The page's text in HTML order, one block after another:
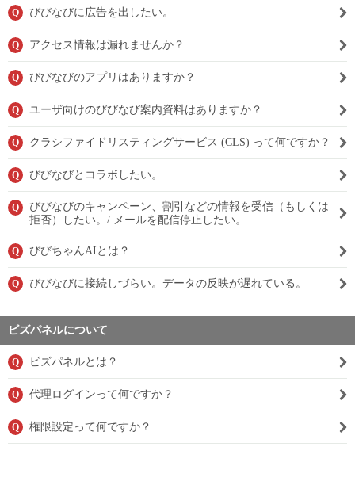
Q びびなびに広告を出したい。
Q アクセス情報は漏れませんか？
Q びびなびのアプリはありますか？
Q ユーザ向けのびびなび案内資料はありますか？
Q クラシファイドリスティングサービス (CLS) って何ですか？
Q びびなびとコラボしたい。
Q
びびなびのキャンペーン、割引などの情報を受信（もしくは
拒否）したい。/ メールを配信停止したい。
Q びびちゃんAIとは？
Q びびなびに接続しづらい。データの反映が遅れている。
ビズパネルについて
Q ビズパネルとは？
Q 代理ログインって何ですか？
Q 権限設定って何ですか？